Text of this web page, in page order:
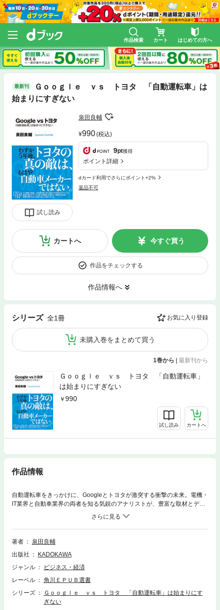
作品検索 カート はじめての方へ
最新刊
Ｇｏｏｇｌｅ ｖｓ トヨタ 「自動運転車」は
始まりにすぎない
試し読み
泉田良輔
990(税込)
9pt獲得
ポイント詳細
dカード利用でさらにポイント+2%
返品不可
カートへ 今すぐ買う
作品をチェックする
作品情報へ
シリーズ 全1冊 お気に入り登録
未購入巻をまとめて買う
1巻から | 最新刊から
Ｇｏｏｇｌｅ ｖｓ トヨタ 「自動運転車」
は始まりにすぎない
990
試し読み カートへ
作品情報
自動運転車をきっかけに、Googleとトヨタが激突する衝撃の未来。電機・
IT業界と自動車業界の両者を知る気鋭のアナリストが、豊富な取材とデー
タに基づき、2020年を挟んだ近未来の産業地図を精緻に予測！（以下、目
次より）序章 自動運転車は、まだ「入口」でしかない・なぜグーグルが
自動運転車をつくるのか・トヨタのものづくりに日本人が抱く「幻想」
ほか第１章 グーグルはネット企業にあらず。その最終ゴールは？・ク
告事業とは別の成長事業は何か ほか第２章 グーグルを止められる日
本企業の条件・なぜ日本の電機メーカーは敗れたのか・トヨタにあるも
テムへ─「都市」が戦場になる・都市デザインビジネスが持つポテンシャ
ル・米国のエネルギー消費事情 ほか第４章 本当は残酷なイノベーシ
ョン・“モノマネ”のコスト・実は20年もかかった米国発イノベーション連
著者
泉田良輔
出版社
KADOKAWA
ジャンル
ビジネス・経済
レーベル
角川ＥＰＵＢ選書
シリーズ
Ｇｏｏｇｌｅ ｖｓ トヨタ 「自動運転車」は始まりにす
ぎない